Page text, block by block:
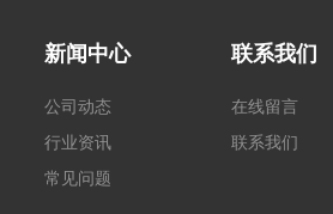
新闻中心
公司动态
行业资讯
常见问题
联系我们
在线留言
联系我们